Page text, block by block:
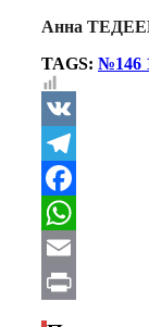
Анна
TAGS: №146
VK
Telegram
Facebook
WhatsApp
Email
Print